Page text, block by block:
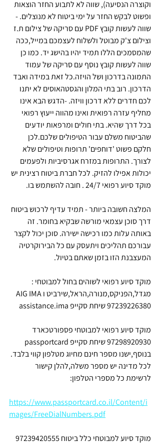
וקוצרה הנסיעה), שווה לא לתבוע החזר הוצאות
ופשוט לבקש החזר על ימי ביטוח לא מנוצלים. -
שווה לעשות קובץ PDF עם סריקה של צילום ת.ז
וצילום צ'ק מבוטל ולשלוח לעצמכם במייל,ככה
שהמסמכים הללו תמיד יהיו בהישג יד. כמו כן
שווה לעשות קובץ נוסף עם סריקה של עמוד
התמונה בדרכון ושל הויזה.כל זאת במידה ואבד
הדרכון. רוב בתי המלון והגסטהאוסים לא יתנו
לכם חדרים ללא דרכון וויזה. -הדגש הבא אינו
מחליף עזרה רפואית ואינו מהווה ייעוץ רפואי
בכל דרך שהיא. בתי חולים ומרפאות יודעים
שהביטוח משלם עבור הטיפולים שלכם.לכן
חלקם פשוט 'דוחפים' תרופות וטיפולים שלא
לצורך. התרופות במזרח אגרסיביות ולפעמים
יכולות אפילו להזיק. לכל חברת ביטוח רצינית יש
מוקד סיוע רפואי 24/7 . חובה להשתמש בו.
המלצה חשובה ביותר - תמיד עדיף לרכוש ביטוח
דרך סוכן עצמאי מורשה שבקיא בחומר. זה
באותה עלות כמו רכישה ישירה. סוכן יכול לקצר
עבורכם תהליכים ויתעסק עם כל הבירוקרטיה
המעצבנת הזו בזמן שאתם בטיול.
מוקד סיוע רפואי לשוהים בחול למבוטחי :
מגדל,הפניקס,מנורה,הראל,שירביט וAIG IMA
97239226380 שיחת סקייפ assistance.ima
מוקד סיוע רפואי למבוטחי פספורטכארד
בנוסף,ישנו מספר חינם מחיוג מטלפון קווי בלבד.
לכל מדינה יש מספר משלה,להלן קישור
לרשימת כל מספרי הטלפון:
https://www.passportcard.co.il/Content/i
mages/FreeDialNumbers.pdf